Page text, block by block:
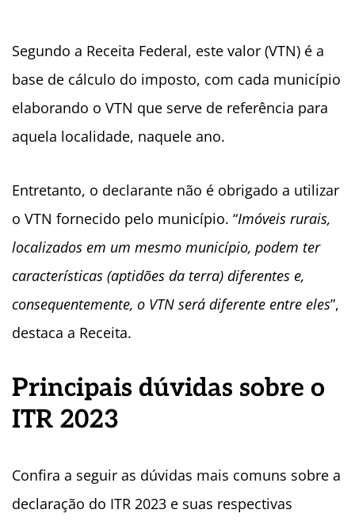
Segundo a Receita Federal, este valor (VTN) é a
base de cálculo do imposto, com cada município
elaborando o VTN que serve de referência para
aquela localidade, naquele ano.
Entretanto, o declarante não é obrigado a utilizar
o VTN fornecido pelo município. “Imóveis rurais,
localizados em um mesmo município, podem ter
características (aptidões da terra) diferentes e,
consequentemente, o VTN será diferente entre eles”,
destaca a Receita.
Principais dúvidas sobre o
ITR 2023
Confira a seguir as dúvidas mais comuns sobre a
declaração do ITR 2023 e suas respectivas